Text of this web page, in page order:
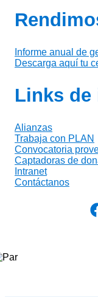
Informe anual de
Descarga aquí tu
Links de
Alianzas
Trabaja con PLAN
Convocatoria
Captadoras de
Intranet
Contáctanos